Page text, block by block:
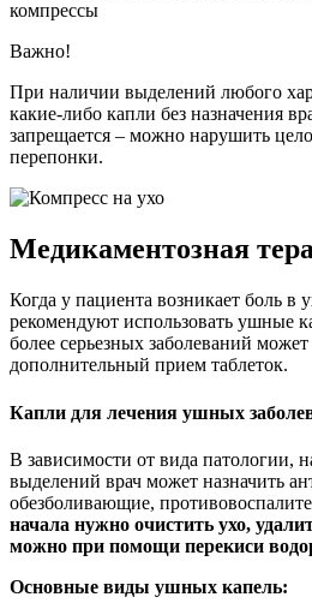
компрессы
Важно!
При наличии выделений любого
какие-либо капли без назначения
запрещается – можно нарушить
перепонки.
Медикаментозная
Когда у пациента возникает боль в
рекомендуют использовать ушные
более серьезных заболеваний может
дополнительный прием таблеток.
Капли для лечения ушных
В зависимости от вида патологии,
выделений врач может назначить
обезболивающие,
начала нужно очистить ухо,
можно при помощи перекиси
Основные виды ушных капель: